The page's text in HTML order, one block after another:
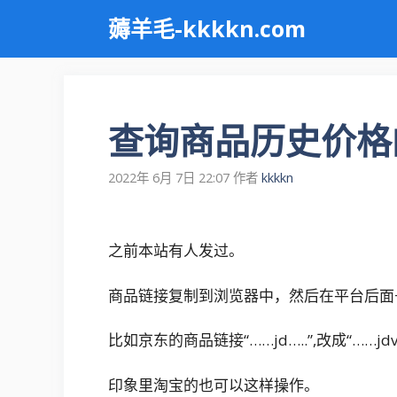
内
薅羊毛-kkkkn.com
查询商品历史价
2022年 6月 7日 22:07 作者 kkkkn
之前本站有人发过。
商品链接复制到浏览器中，然后在平台后
比如京东的商品链接“……jd…..”,改成
印象里淘宝的也可以这样操作。